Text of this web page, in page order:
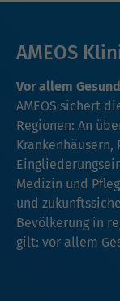
AMEOS
Vor allem
AMEOS sichert
Regionen: An
Krankenhäusern,
Medizin und
und
Bevölkerung in
gilt: vor allem